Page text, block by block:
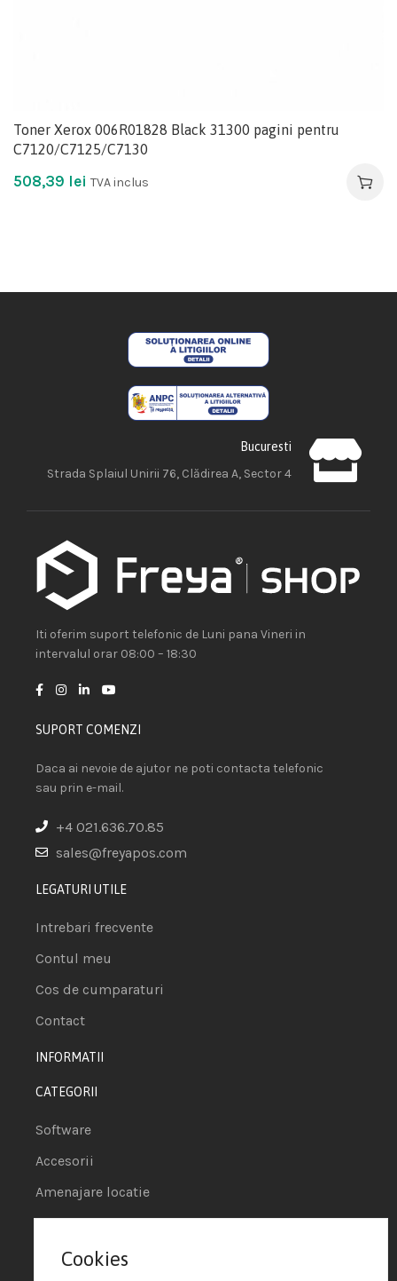
Toner Xerox 006R01828 Black 31300 pagini pentru
C7120/C7125/C7130
508,39 lei TVA inclus
Bucuresti
Strada Splaiul Unirii 76, Clădirea A, Sector 4
Iti oferim suport telefonic de Luni pana Vineri in
intervalul orar 08:00 – 18:30
SUPORT COMENZI
Daca ai nevoie de ajutor ne poti contacta telefonic
sau prin e-mail.
+4 021.636.70.85
sales@freyapos.com
LEGATURI UTILE
Intrebari frecvente
Contul meu
Cos de cumparaturi
Contact
INFORMATII
CATEGORII
Software
Accesorii
Amenajare locatie
POS - Puncte de vanzare
Termeni si conditii
Cookies